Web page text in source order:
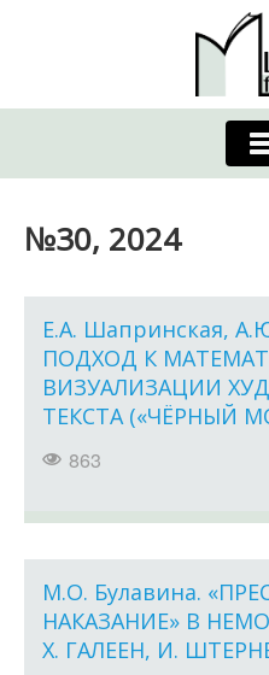
Порядок
Издательская
№30, 2024
Е.А. Шапринская,
ПОДХОД К
ВИЗУАЛИЗАЦИИ
ТЕКСТА («ЧЁРНЫЙ
863
М.О. Булавина.
НАКАЗАНИЕ» В
Х. ГАЛЕЕН, И.